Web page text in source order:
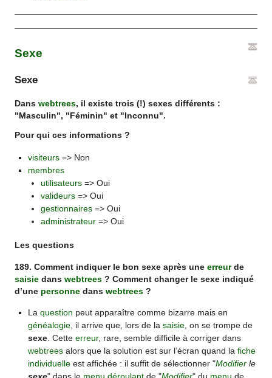
Sexe
Sexe
Danswebtrees, il existe trois (!) sexes différents :
"Masculin", "Féminin" et "Inconnu".
Pour qui ces informations ?
visiteurs=> Non
membres
utilisateurs => Oui
valideurs => Oui
gestionnaires => Oui
administrateur => Oui
Les questions
189. Comment indiquer le bon sexe après uneerreurde
saisie danswebtrees ? Comment changer le sexe indiqué
d’une personne danswebtrees ?
La question peut apparaître comme bizarre mais en
généalogie, il arrive que, lors de la saisie, on se trompe de
sexe. Cette erreur, rare, semble difficile à corriger dans
webtreesalors que la solution est sur l’écran quand la fiche
individuelleest affichée : il suffit de sélectionner "Modifierle
sexe" dans le menu déroulantde "Modifier" du menu de